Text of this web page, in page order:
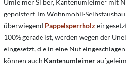
Umleimer Silber, Kantenumleimer mit
gepolstert. Im Wohnmobil-
überwiegend Pappelsperrholz
100% gerade ist, werden wegen der
eingesetzt, die in eine Nut
können auch Kantenumleimer